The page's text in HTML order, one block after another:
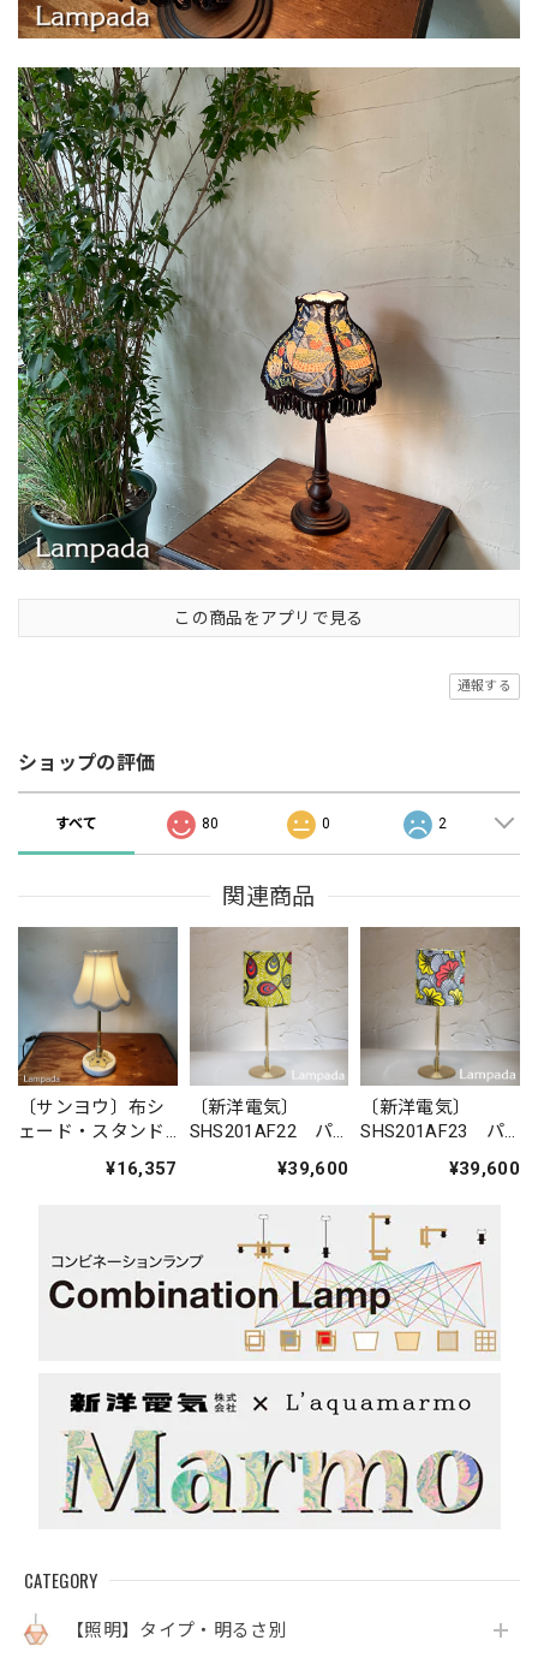
CATEGORY
【照明】タイプ・明るさ別
この商品をアプリで見る
通報する
ショップの評価
すべて 80 0 2
関連商品
〔サンヨウ〕布シ
ェード・スタンド
¥16,357
〔新洋電気〕
SHS201AF22 パ
イト（金属脚）
¥39,600
〔新洋電気〕
SHS201AF23 パ
イト（金属脚）
¥39,600